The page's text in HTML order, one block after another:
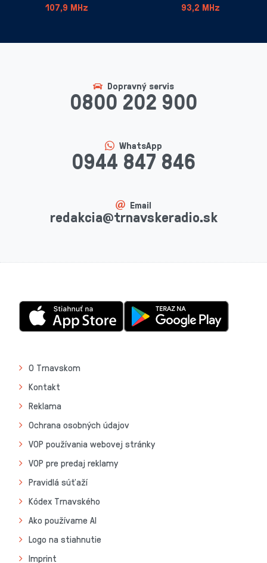
107,9 MHz
93,2 MHz
Dopravný servis
0800 202 900
WhatsApp
0944 847 846
Email
redakcia@trnavskeradio.sk
O Trnavskom
Kontakt
Reklama
Ochrana osobných údajov
VOP používania webovej stránky
VOP pre predaj reklamy
Pravidlá súťaží
Kódex Trnavského
Ako používame AI
Logo na stiahnutie
Imprint